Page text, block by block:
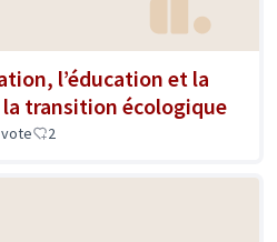
l’éducation et la
transition écologique
2